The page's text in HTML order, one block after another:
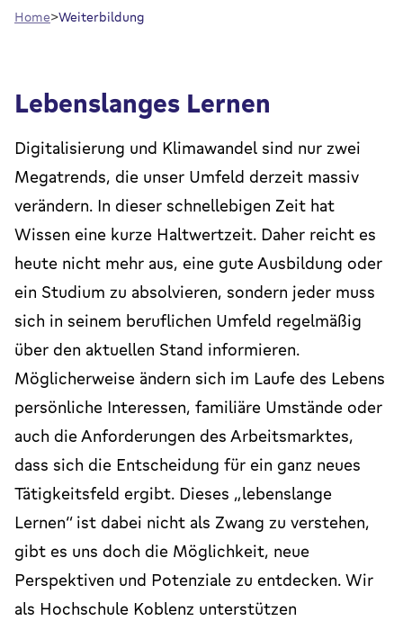
Home Weiterbildung
Lebenslanges Lernen
Digitalisierung und Klimawandel sind nur zwei
Megatrends, die unser Umfeld derzeit massiv
verändern. In dieser schnellebigen Zeit hat
Wissen eine kurze Haltwertzeit. Daher reicht es
heute nicht mehr aus, eine gute Ausbildung oder
ein Studium zu absolvieren, sondern jeder muss
sich in seinem beruflichen Umfeld regelmäßig
über den aktuellen Stand informieren.
Möglicherweise ändern sich im Laufe des Lebens
persönliche Interessen, familiäre Umstände oder
auch die Anforderungen des Arbeitsmarktes,
dass sich die Entscheidung für ein ganz neues
Tätigkeitsfeld ergibt. Dieses „lebenslange
Lernen“ ist dabei nicht als Zwang zu verstehen,
gibt es uns doch die Möglichkeit, neue
Perspektiven und Potenziale zu entdecken. Wir
als Hochschule Koblenz unterstützen